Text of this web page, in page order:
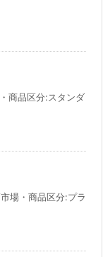
商品区分:スタンダ
場・商品区分:プラ